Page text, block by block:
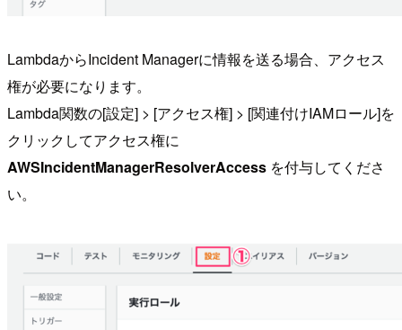
LambdaからIncident Managerに情報を送る場合、アクセス
権が必要になります。
Lambda関数の[設定] > [アクセス権] > [関連付けIAMロール]を
クリックしてアクセス権に
AWSIncidentManagerResolverAccess を付与してくださ
い。